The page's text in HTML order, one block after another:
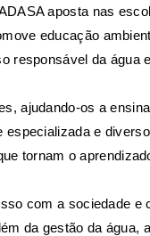
aposta nas
educação
responsável da água
ajudando-os a
e
tornam o
com a sociedade e
da gestão da água,